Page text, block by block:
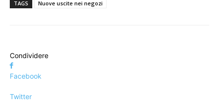
TAGS Nuove uscite nei negozi
Condividere
Facebook
Twitter